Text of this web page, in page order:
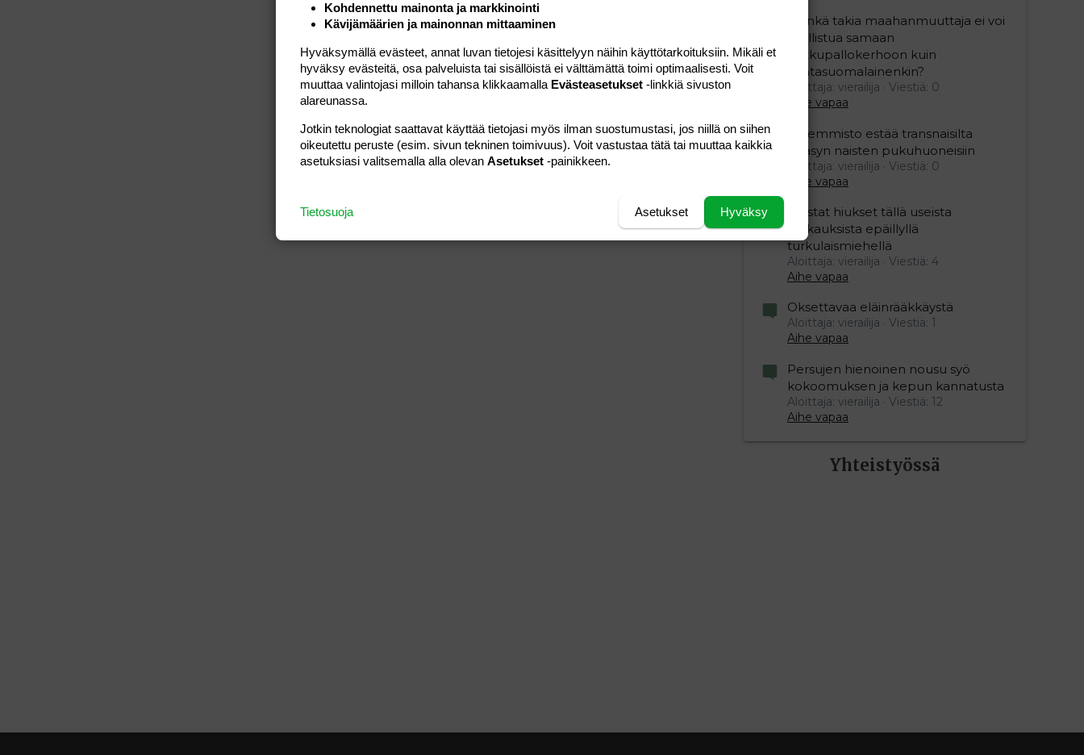
”Minkä takia maahanmuuttaja ei voi
osallistua samaan
potkupallokerhoon kuin
kantasuomalainenkin?
Aloittaja: vierailija
Viestiä: 0
Aihe vapaa
Vasemmisto estää transnaisilta
pääsyn naisten pukuhuoneisiin
Aloittaja: vierailija
Viestiä: 0
Aihe vapaa
Mustat hiukset tällä useista
raiskauksista epäillyllä
turkulaismiehellä
Aloittaja: vierailija
Viestiä: 4
Aihe vapaa
Oksettavaa eläinrääkkäystä
Aloittaja: vierailija
Viestiä: 1
Aihe vapaa
Persujen hienoinen nousu syö
kokoomuksen ja kepun kannatusta
Aloittaja: vierailija
Viestiä: 12
Aihe vapaa
Yhteistyössä
Kohdennettu mainonta ja markkinointi
Kävijämäärien ja mainonnan mittaaminen
Hyväksymällä evästeet, annat luvan tietojesi käsittelyyn näihin käyttötarkoituksiin. Mikäli et
hyväksy evästeitä, osa palveluista tai sisällöistä ei välttämättä toimi optimaalisesti. Voit
muuttaa valintojasi milloin tahansa klikkaamalla Evästeasetukset -linkkiä sivuston
alareunassa.
Jotkin teknologiat saattavat käyttää tietojasi myös ilman suostumustasi, jos niillä on siihen
oikeutettu peruste (esim. sivun tekninen toimivuus). Voit vastustaa tätä tai muuttaa kaikkia
asetuksiasi valitsemalla alla olevan Asetukset -painikkeen.
Hyväksy
Asetukset
Tietosuoja